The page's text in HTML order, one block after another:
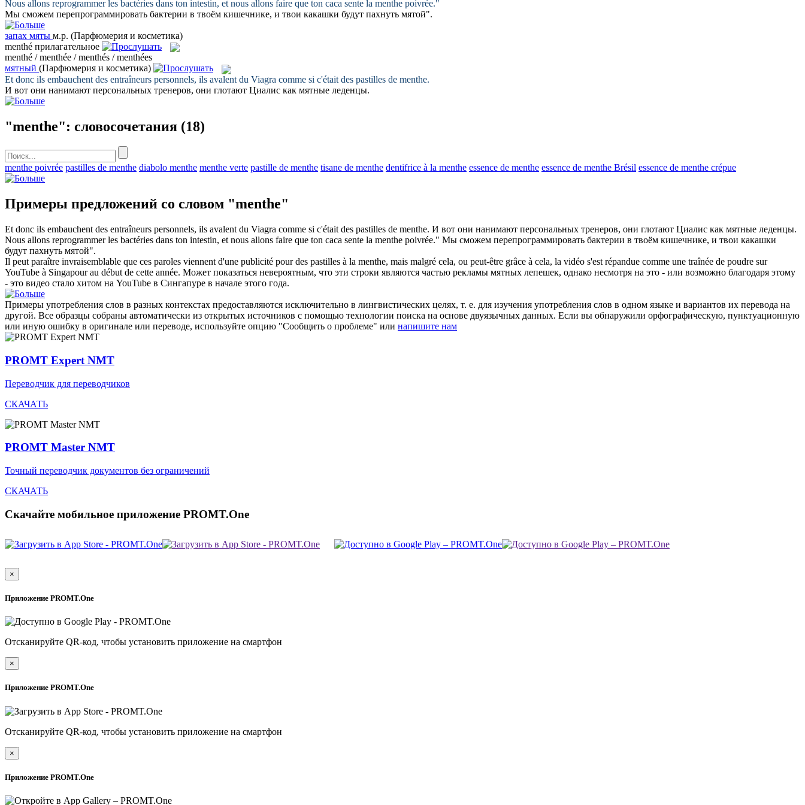
Nous allons reprogrammer les bactéries dans ton intestin, et nous allons faire que ton caca sente la menthe poivrée."
Мы сможем перепрограммировать бактерии в твоём кишечнике, и твои какашки будут пахнуть мятой".
запах мяты м.р. (Парфюмерия и косметика)
menthé прилагательное
menthé / menthée / menthés / menthées
мятный (Парфюмерия и косметика)
Et donc ils embauchent des entraîneurs personnels, ils avalent du Viagra comme si c'était des pastilles de menthe.
И вот они нанимают персональных тренеров, они глотают Циалис как мятные леденцы.
"menthe": словосочетания (18)
menthe poivrée pastilles de menthe diabolo menthe menthe verte pastille de menthe tisane de menthe dentifrice à la menthe essence de menthe essence de menthe Brésil essence de menthe crépue
Примеры предложений со словом "menthe"
Et donc ils embauchent des entraîneurs personnels, ils avalent du Viagra comme si c'était des pastilles de menthe. И вот они нанимают персональных тренеров, они глотают Циалис как мятные леденцы.
Nous allons reprogrammer les bactéries dans ton intestin, et nous allons faire que ton caca sente la menthe poivrée." Мы сможем перепрограммировать бактерии в твоём кишечнике, и твои какашки
будут пахнуть мятой".
Il peut paraître invraisemblable que ces paroles viennent d'une publicité pour des pastilles à la menthe, mais malgré cela, ou peut-être grâce à cela, la vidéo s'est répandue comme une traînée de poudre sur
YouTube à Singapour au début de cette année. Может показаться невероятным, что эти строки являются частью рекламы мятных лепешек, однако несмотря на это - или возможно благодаря этому
- это видео стало хитом на YouTube в Сингапуре в начале этого года.
Примеры употребления слов в разных контекстах предоставляются исключительно в лингвистических целях, т. е. для изучения употребления слов в одном языке и вариантов их перевода на
другой. Все образцы собраны автоматически из открытых источников с помощью технологии поиска на основе двуязычных данных. Если вы обнаружили орфографическую, пунктуационную
или иную ошибку в оригинале или переводе, используйте опцию "Сообщить о проблеме" или напишите нам
PROMT Expert NMT
Переводчик для переводчиков
СКАЧАТЬ
PROMT Master NMT
Точный переводчик документов без ограничений
СКАЧАТЬ
Скачайте мобильное приложение PROMT.One
×
Приложение PROMT.One
Отсканируйте QR-код, чтобы установить приложение на смартфон
×
Приложение PROMT.One
Отсканируйте QR-код, чтобы установить приложение на смартфон
×
Приложение PROMT.One